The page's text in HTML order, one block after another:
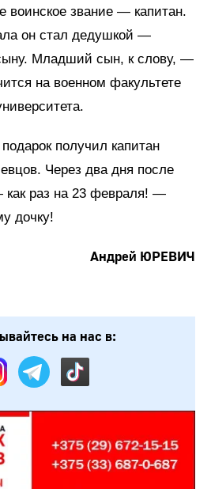
воинское звание — капитан.
он стал дедушкой —
Младший сын, к слову, —
на военном факультете
получил капитан
Через два дня после
раз на 23 февраля! —
дочку!
Андрей ЮРЕВИЧ
на нас в: